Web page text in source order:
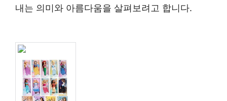
내는 의미와 아름다움을 살펴보려고 합니다.